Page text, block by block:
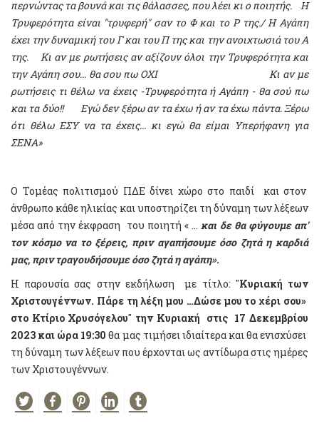
περνώντας τα βουνά και τις θάλασσες, που λέει κι ο ποιητής. Η
Τρυφερότητα είναι "τρυφερή" σαν το Φ και το Ρ της./ Η Αγάπη
έχει την δυναμική του Γ και του Π της και την ανοιχτωσιά του Α
της. Κι αν με ρωτήσεις αν αξίζουν όλοι την Τρυφερότητα και
την Αγάπη σου... θα σου πω ΟΧΙ Κι αν με
ρωτήσεις τι θέλω να έχεις -Τρυφερότητα ή Αγάπη - θα σού πω
και τα δύο!! Εγώ δεν ξέρω αν τα έχω ή αν τα έχω πάντα. Ξέρω
ότι θέλω ΕΣΥ να τα έχεις... κι εγώ θα είμαι Υπερήφανη για
ΣΕΝΑ»
Ο Τομέας πολιτισμού ΠΔΕ δίνει χώρο στο παιδί και στον
άνθρωπο κάθε ηλικίας και υποστηρίζει τη δύναμη των λέξεων
μέσα από την έκφραση του ποιητή « …και δε θα φύγουμε απ'
τον κόσμο να το ξέρεις, πριν αγαπήσουμε όσο ζητά η καρδιά
μας, πριν τραγουδήσουμε όσο ζητά η αγάπη».
Η παρουσία σας στην εκδήλωση
με τίτλο: "Κυριακή των
Χριστουγέννων. Πάρε τη λέξη μου …Δώσε μου το χέρι σου»
στο Κτίριο Χρυσόγελου" την Κυριακή στις 17 Δεκεμβρίου
2023 και ώρα 19:30θα μας τιμήσει ιδιαίτερα και θα ενισχύσει
τη δύναμη των λέξεων που έρχονται ως αντίδωρα στις ημέρες
των Χριστουγέννων.